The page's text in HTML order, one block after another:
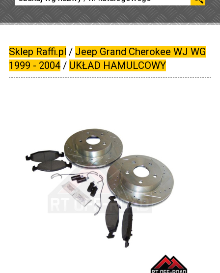
Sklep Raffi.pl / Jeep Grand Cherokee WJ WG
1999 - 2004/ UKŁAD HAMULCOWY